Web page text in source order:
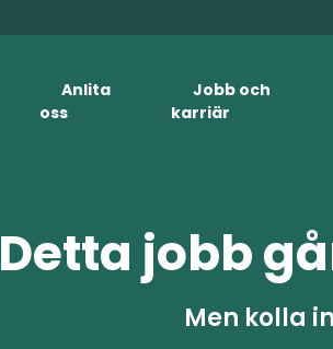
Anlita
oss
Jobb och
karriär
Detta jobb
Men kolla